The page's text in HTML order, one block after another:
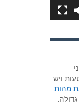
ויש
מהות